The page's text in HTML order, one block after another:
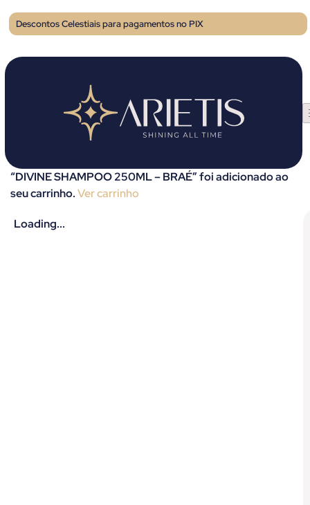
Descontos Celestiais para pagamentos no PIX
“DIVINE SHAMPOO 250ML – BRAÉ” foi adicionado ao
seu carrinho.Ver carrinho
Loading...